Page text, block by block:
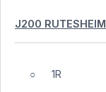
J200 RUTESHEIM
○ 1R